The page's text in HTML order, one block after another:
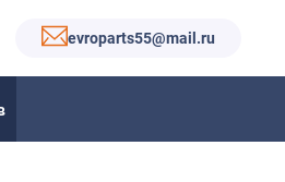
evroparts55@mail.ru